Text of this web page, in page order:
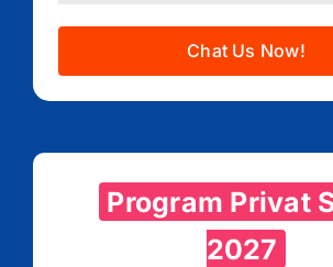
Chat Us Now!
Program Privat
2027